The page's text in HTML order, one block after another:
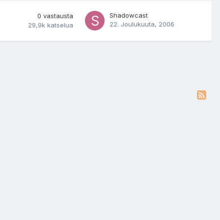
0 vastausta
29,9k katselua
Shadowcast
22. Joulukuuta, 2006